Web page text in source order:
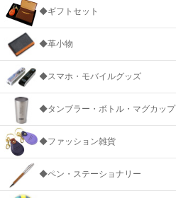
◆ギフトセット
◆革小物
◆スマホ・モバイルグッズ
◆タンブラー・ボトル・マグカップ
◆ファッション雑貨
◆ペン・ステーショナリー